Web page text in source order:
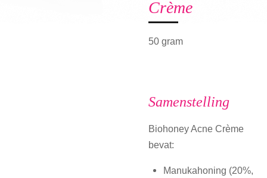
Crème
50 gram
Samenstelling
Biohoney Acne Crème
bevat:
Manukahoning (20%,